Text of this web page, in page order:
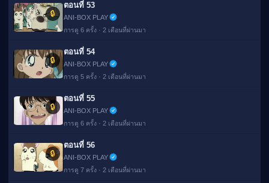
🔒
ตอนที่ 53
ANI-BOX PLAY
การดู 6 ครั้ง · 2 เดือนที่ผ่านมา
🔒
ตอนที่ 54
ANI-BOX PLAY
การดู 5 ครั้ง · 2 เดือนที่ผ่านมา
🔒
ตอนที่ 55
ANI-BOX PLAY
การดู 6 ครั้ง · 2 เดือนที่ผ่านมา
🔒
ตอนที่ 56
ANI-BOX PLAY
การดู 7 ครั้ง · 2 เดือนที่ผ่านมา